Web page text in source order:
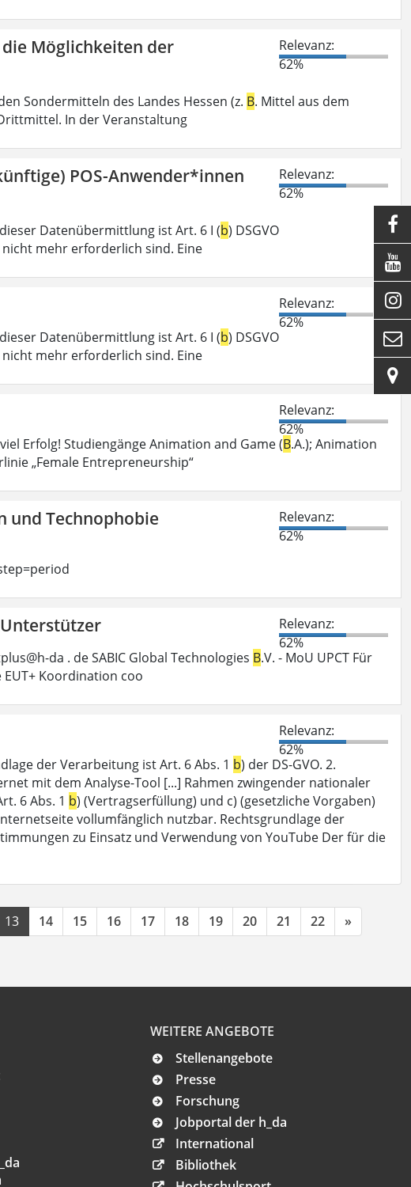
Möglichkeiten der
Relevanz:
62%
Sondermitteln des Landes Hessen (z. B. Mittel aus dem
In der Veranstaltung
POS-Anwender*innen
Relevanz:
62%
Datenübermittlung ist Art. 6 I (b) DSGVO
mehr erforderlich sind. Eine
Relevanz:
62%
Datenübermittlung ist Art. 6 I (b) DSGVO
mehr erforderlich sind. Eine
Relevanz:
62%
Erfolg! Studiengänge Animation and Game (B.A.); Animation
„Female Entrepreneurship“
und Technophobie
Relevanz:
62%
Relevanz:
62%
da . de SABIC Global Technologies B.V. - MoU UPCT Für
Koordination coo
Relevanz:
62%
der Verarbeitung ist Art. 6 Abs. 1 b) der DS-GVO. 2.
mit dem Analyse-Tool [...] Rahmen zwingender nationaler
6 Abs. 1 b) (Vertragserfüllung) und c) (gesetzliche Vorgaben)
vollumfänglich nutzbar. Rechtsgrundlage der
zu Einsatz und Verwendung von YouTube Der für die
13 14 15 16 17 18 19 20 21 22 »
WEITERE ANGEBOTE
Stellenangebote
Presse
Forschung
Jobportal der h_da
International
Bibliothek




